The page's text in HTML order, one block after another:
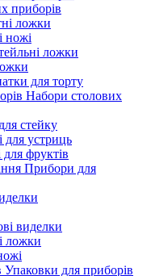
приборів
ложки
ножі
ложки
для торту
Набори столових
стейку
для устриць
фруктів
Прибори для
виделки
ложки
Упаковки для приборів